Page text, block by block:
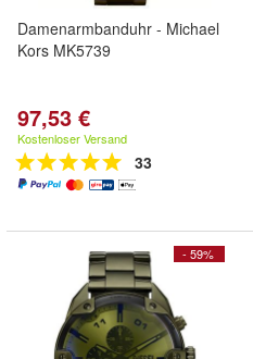
Damenarmbanduhr - Michael
Kors MK5739
97,53 €
Kostenloser Versand
33
- 59%